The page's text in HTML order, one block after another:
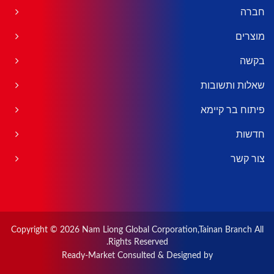
חברה
מוצרים
בקשה
שאלות ותשובות
פיתוח בר קיימא
חדשות
צור קשר
Copyright © 2026 Nam Liong Global Corporation,Tainan Branch All
Rights Reserved.
Consulted & Designed by
Ready-Market